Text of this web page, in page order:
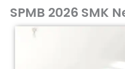
SPMB 2026 SMK